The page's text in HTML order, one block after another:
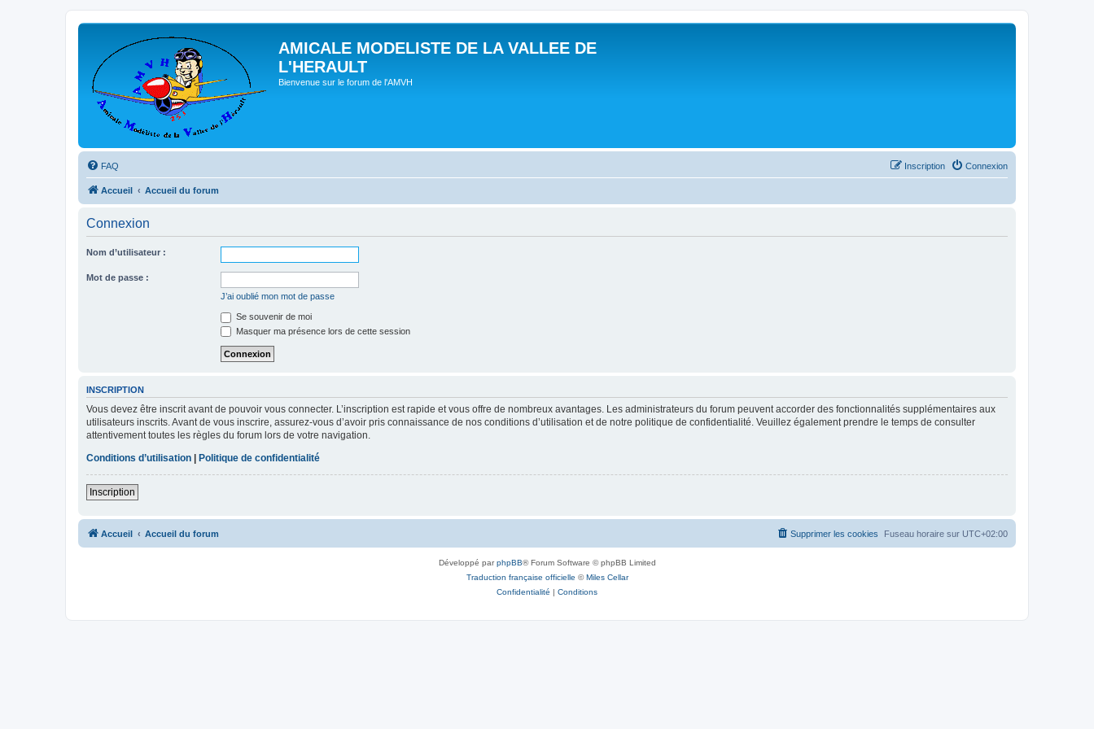
AMICALE MODELISTE DE LA VALLEE DE
L'HERAULT
Bienvenue sur le forum de l'AMVH
FAQ Connexion
Inscription
Accueil Accueil du forum
Connexion
Nom d’utilisateur :
Mot de passe :
J’ai oublié mon mot de passe
Se souvenir de moi
Masquer ma présence lors de cette session
INSCRIPTION
Vous devez être inscrit avant de pouvoir vous connecter. L’inscription est rapide et vous offre de nombreux avantages. Les administrateurs du forum peuvent accorder des fonctionnalités supplémentaires aux
utilisateurs inscrits. Avant de vous inscrire, assurez-vous d’avoir pris connaissance de nos conditions d’utilisation et de notre politique de confidentialité. Veuillez également prendre le temps de consulter
attentivement toutes les règles du forum lors de votre navigation.
Conditions d’utilisation | Politique de confidentialité
Inscription
Accueil Accueil du forum Fuseau horaire sur UTC+02:00
Supprimer les cookies
Développé parphpBB® Forum Software © phpBB Limited
Traduction française officielle ©Miles Cellar
Confidentialité | Conditions